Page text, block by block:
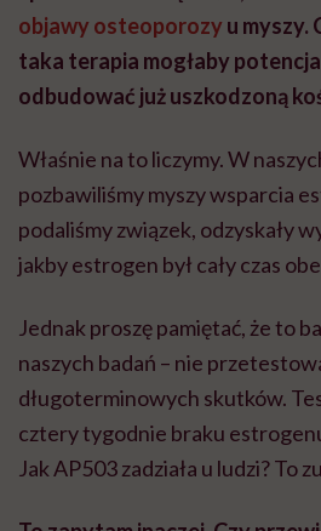
objawy osteoporozy u myszy.
taka terapia mogłaby
odbudować już uszkodzoną
Właśnie na to liczymy. W
pozbawiliśmy myszy wsparcia
podaliśmy związek, odzyskały
jakby estrogen był cały czas
Jednak proszę pamiętać, że to
naszych badań – nie
długoterminowych skutków.
cztery tygodnie braku
Jak AP503 zadziała u ludzi? To